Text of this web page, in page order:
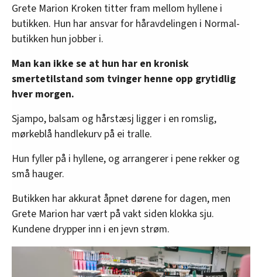
Grete Marion Kroken titter fram mellom hyllene i
butikken. Hun har ansvar for håravdelingen i Normal-
butikken hun jobber i.
Man kan ikke se at hun har en kronisk
smertetilstand som tvinger henne opp grytidlig
hver morgen.
Sjampo, balsam og hårstæsj ligger i en romslig,
mørkeblå handlekurv på ei tralle.
Hun fyller på i hyllene, og arrangerer i pene rekker og
små hauger.
Butikken har akkurat åpnet dørene for dagen, men
Grete Marion har vært på vakt siden klokka sju.
Kundene drypper inn i en jevn strøm.